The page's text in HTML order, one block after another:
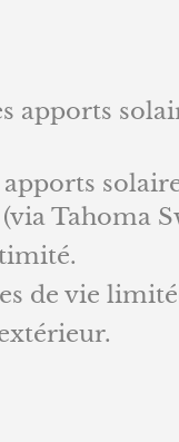
apports
apports
Tahoma
de vie